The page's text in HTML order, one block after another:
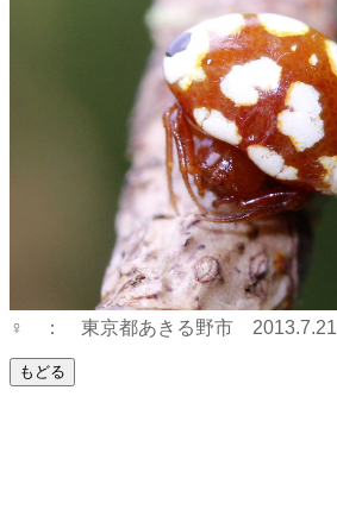
♀ ： 東京都あきる野市 2013.7.21